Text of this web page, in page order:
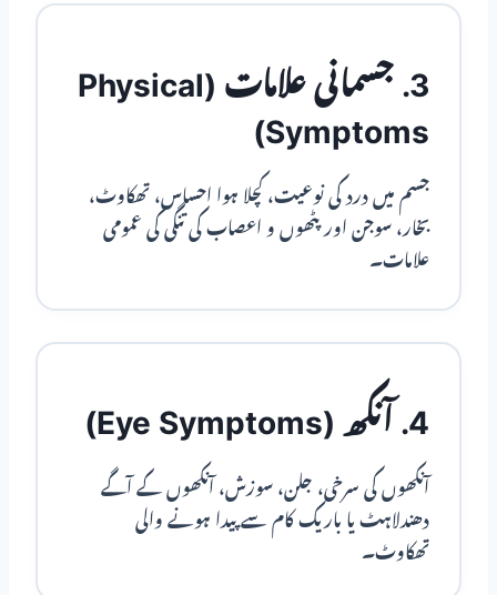
3. جسمانی علامات (Physical
Symptoms)
جسم میں درد کی نوعیت، کچلا ہوا احساس، تھکاوٹ،
بخار، سوجن اور پٹھوں و اعصاب کی تنگی کی عمومی
علامات۔
4. آنکھ (Eye Symptoms)
آنکھوں کی سرخی، جلن، سوزش، آنکھوں کے آگے
دھندلاہٹ یا باریک کام سے پیدا ہونے والی
تھکاوٹ۔